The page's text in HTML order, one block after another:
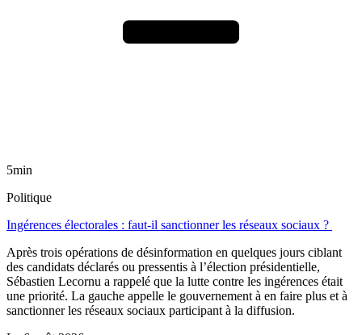
5min
Politique
Ingérences électorales : faut-il sanctionner les réseaux sociaux ?
Après trois opérations de désinformation en quelques jours ciblant
des candidats déclarés ou pressentis à l’élection présidentielle,
Sébastien Lecornu a rappelé que la lutte contre les ingérences était
une priorité. La gauche appelle le gouvernement à en faire plus et à
sanctionner les réseaux sociaux participant à la diffusion.